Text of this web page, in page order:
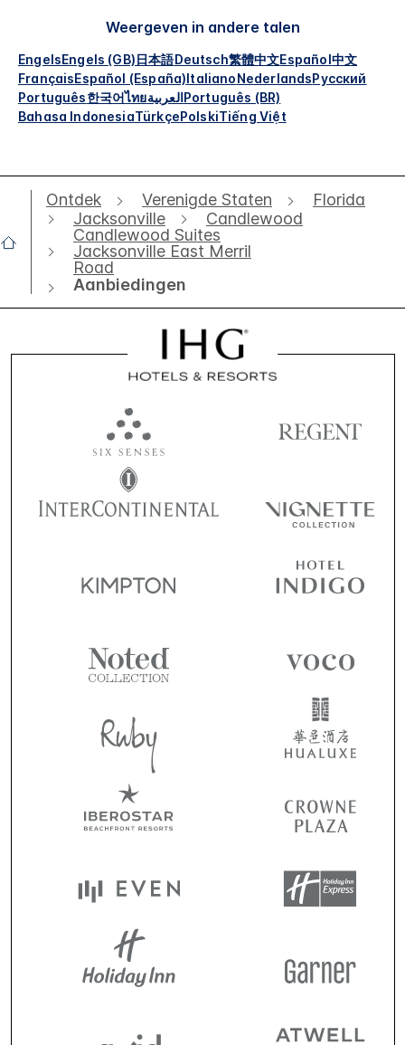
Weergeven in andere talen
EngelsEngels (GB)日本語Deutsch繁體中文Español中文
FrançaisEspañol (España)ItalianoNederlandsРусский
Português한국어ไทยالعربيةPortuguês (BR)
Bahasa IndonesiaTürkçePolskiTiếng Việt
Ontdek Verenigde Staten
Florida
Jacksonville
Candlewood
Candlewood Suites
Jacksonville East Merril
Road
Aanbiedingen